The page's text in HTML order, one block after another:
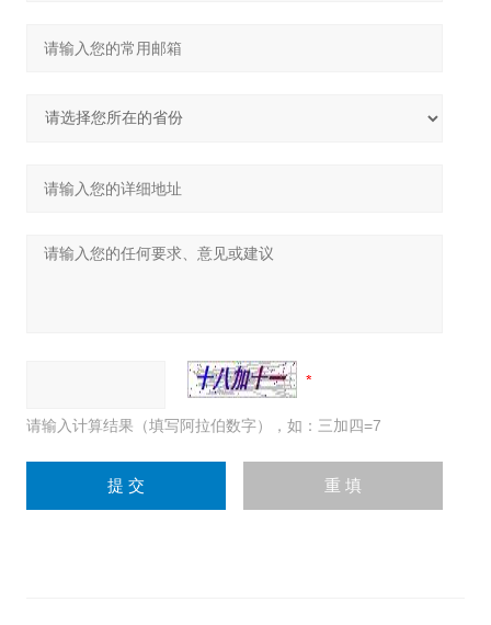
请输入计算结果（填写阿拉伯数字），如：三加四=7